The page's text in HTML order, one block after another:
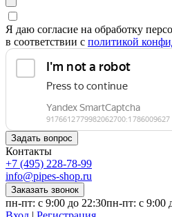
Я даю согласие на обработку
в соответствии с политикой
Контакты
+7 (495) 228-78-99
info@pipes-shop.ru
пн-пт: с 9:00 до 22:30пн-пт: с 9:00